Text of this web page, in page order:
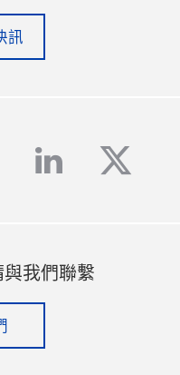
訊
linkedin
我們聯繫